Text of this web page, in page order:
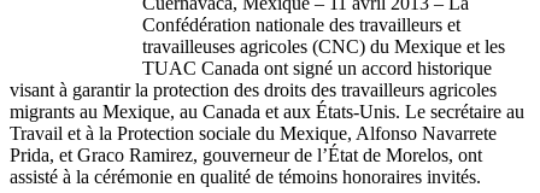
Confédération nationale des travailleurs et
travailleuses agricoles (CNC) du Mexique et les
TUAC Canada ont signé un accord historique
visant à garantir la protection des droits des travailleurs agricoles
migrants au Mexique, au Canada et aux États-Unis. Le secrétaire au
Travail et à la Protection sociale du Mexique, Alfonso Navarrete
Prida, et Graco Ramirez, gouverneur de l’État de Morelos, ont
assisté à la cérémonie en qualité de témoins honoraires invités.